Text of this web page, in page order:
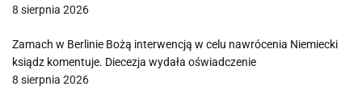
8 sierpnia 2026
Zamach w Berlinie Bożą interwencją w celu nawrócenia Niemiecki
ksiądz komentuje. Diecezja wydała oświadczenie
8 sierpnia 2026